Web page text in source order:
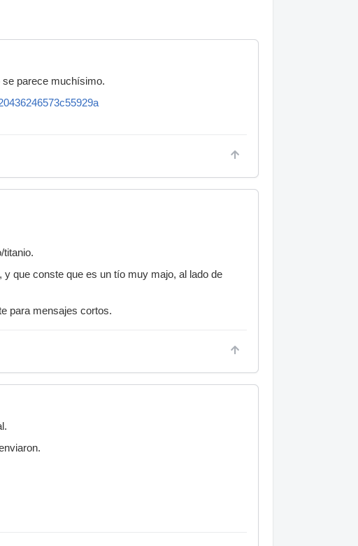
se parece muchísimo.
titanio.
que conste que es un tío muy majo, al lado de
para mensajes cortos.